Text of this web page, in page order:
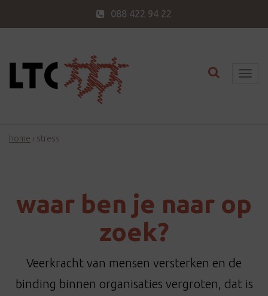
088 422 94 22
T
v
Toggle
home › stress
waar ben je naar op
zoek?
Veerkracht van mensen versterken en de
binding binnen organisaties vergroten, dat is